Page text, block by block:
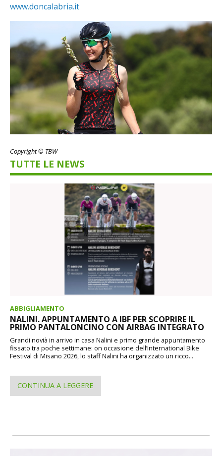
www.doncalabria.it
Copyright © TBW
TUTTE LE NEWS
ABBIGLIAMENTO
NALINI. APPUNTAMENTO A IBF PER SCOPRIRE IL
PRIMO PANTALONCINO CON AIRBAG INTEGRATO
Grandi novià in arrivo in casa Nalini e primo grande appuntamento
fissato tra poche settimane: on occasione dell’International Bike
Festival di Misano 2026, lo staff Nalini ha organizzato un ricco...
CONTINUA A LEGGERE